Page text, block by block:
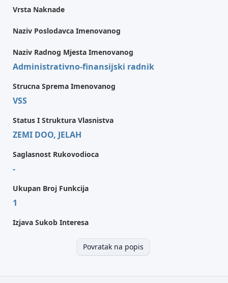
Vrsta Naknade
Naziv Poslodavca Imenovanog
Naziv Radnog Mjesta Imenovanog
Administrativno-finansijski radnik
Strucna Sprema Imenovanog
VSS
Status I Struktura Vlasnistva
ZEMI DOO, JELAH
Saglasnost Rukovodioca
-
Ukupan Broj Funkcija
1
Izjava Sukob Interesa
Povratak na popis